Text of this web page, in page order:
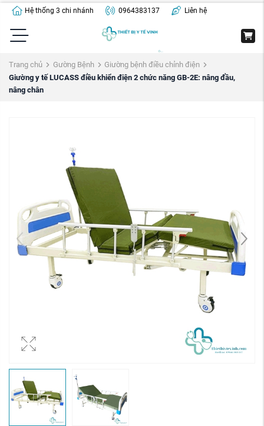
Hệ thống 3 chi nhánh 0964383137 Liên hệ
Trang chủ Gường Bệnh
Giường bệnh điều chỉnh điện
Giường y tế LUCASS điều khiển điện 2 chức năng GB-2E: nâng đầu,
nâng chân